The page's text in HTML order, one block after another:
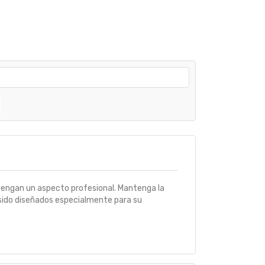
un aspecto profesional. Mantenga la
diseñados especialmente para su